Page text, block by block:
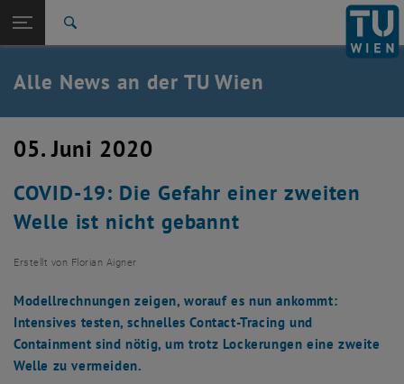
TU Login
Quicklinks
Quicklinks-Menü umschalten
Studium
Karriere
Zurück: Subseiten von TU Wien Startseite auflisten
Zurück zur letzten Ebene:
TU Wien Startseite
Übersicht
Alle News an der TU Wien
05. Juni 2020
COVID-19: Die Gefahr einer zweiten
Welle ist nicht gebannt
Erstellt von Florian Aigner
Modellrechnungen zeigen, worauf es nun ankommt:
Intensives testen, schnelles Contact-Tracing und
Containment sind nötig, um trotz Lockerungen eine zweite
Welle zu vermeiden.